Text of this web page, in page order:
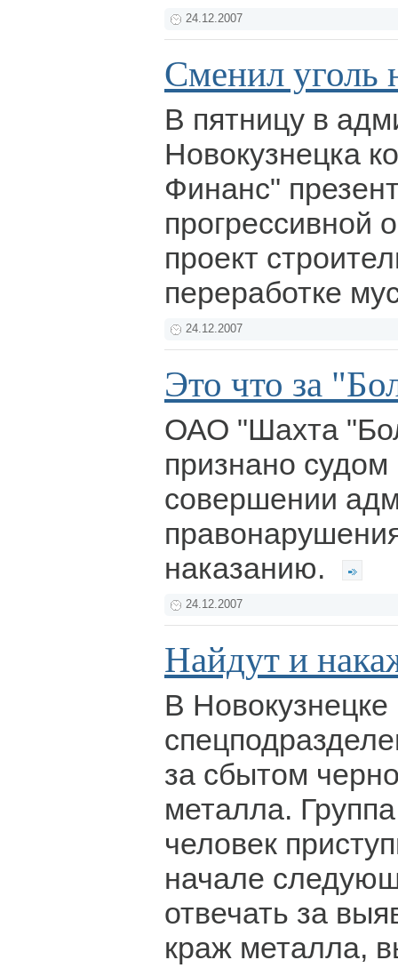
24.12.2007
Сменил уголь
В пятницу в
Новокузнецка
Финанс"
прогрессивной
проект
переработке
24.12.2007
Это что за
ОАО "Шахта
признано
совершении
наказанию.
24.12.2007
Найдут и
В Новокузнецке
за сбытом
металла.
человек
начале
отвечать за
краж металла,